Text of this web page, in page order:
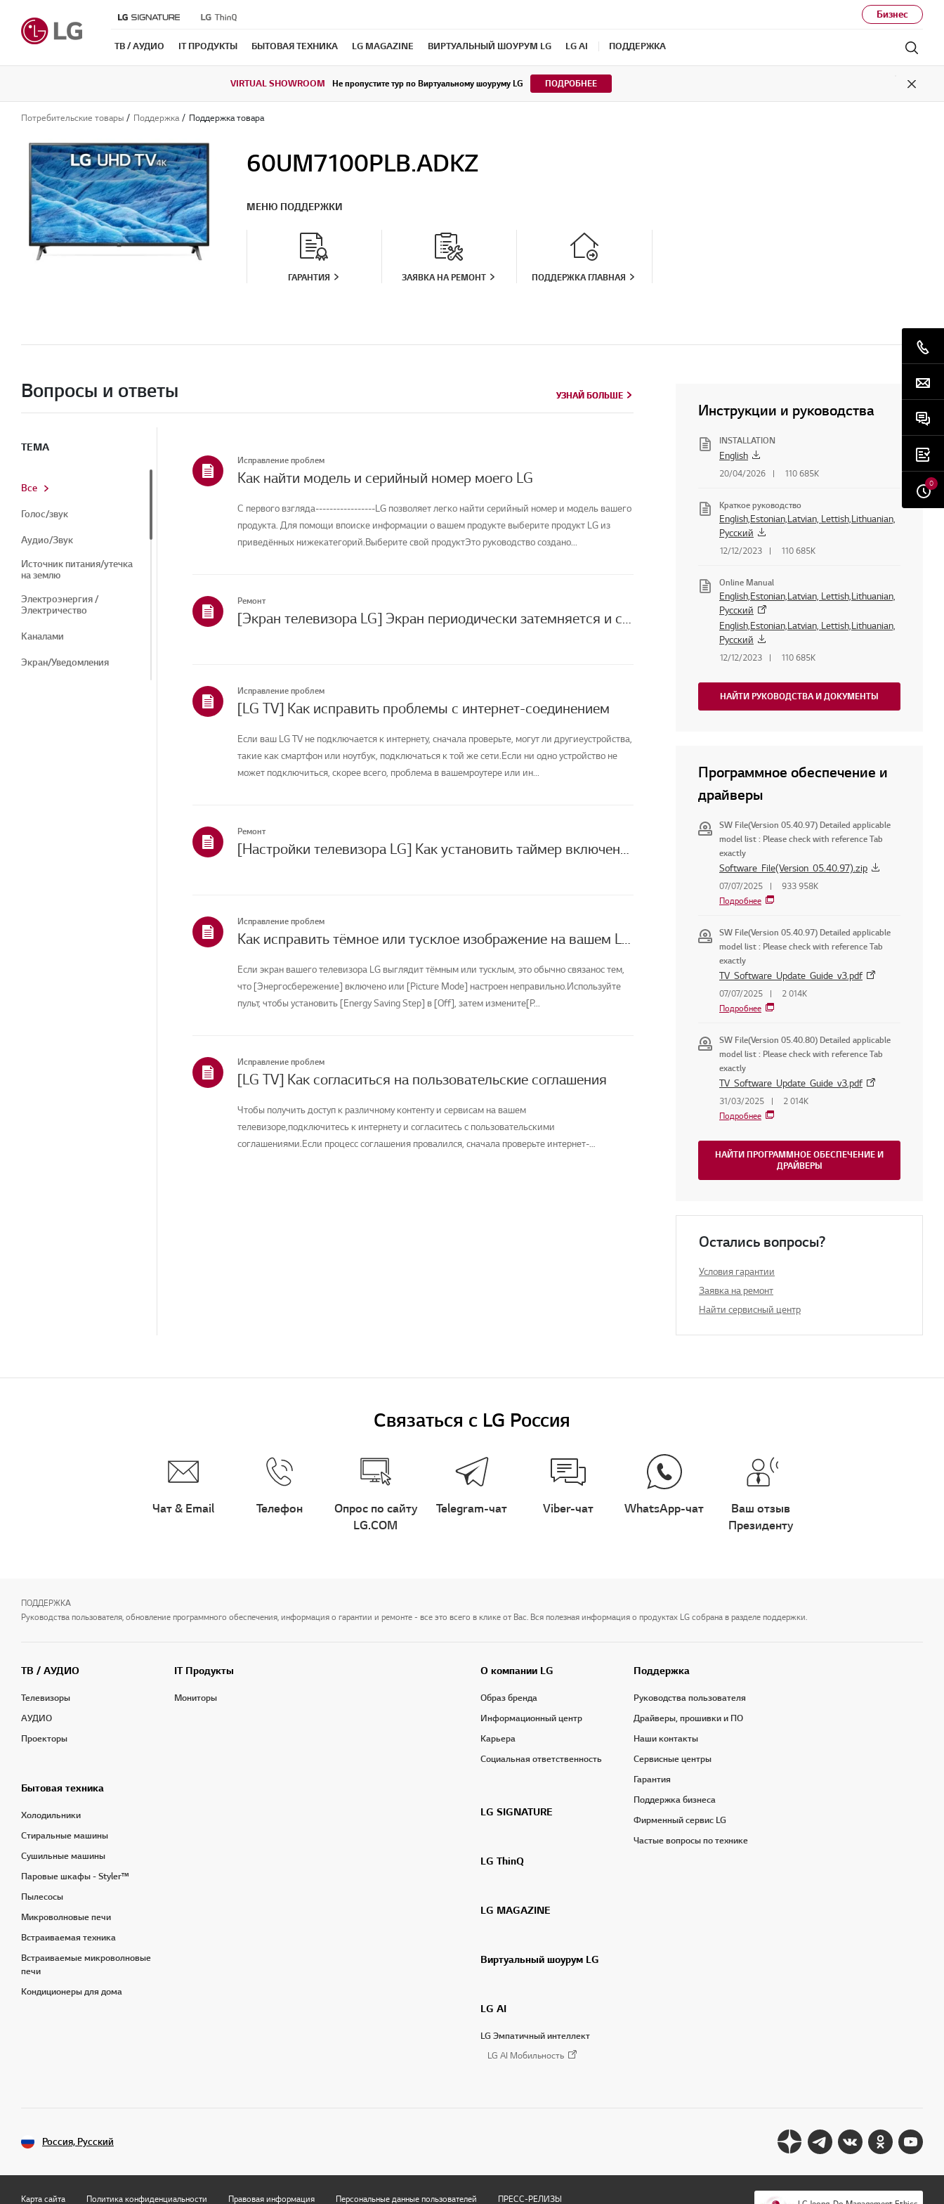
Бизнес
ТВ / АУДИО IT ПРОДУКТЫ БЫТОВАЯ ТЕХНИКА LG MAGAZINE ВИРТУАЛЬНЫЙ ШОУРУМ LG LG AI ПОДДЕРЖКА
VIRTUAL SHOWROOM Не пропустите тур по Виртуальному шоуруму LG ПОДРОБНЕЕ
Close
Потребительские товары Поддержка Поддержка товара
60UM7100PLB.ADKZ
МЕНЮ ПОДДЕРЖКИ
ГАРАНТИЯ ЗАЯВКА НА РЕМОНТ ПОДДЕРЖКА ГЛАВНАЯ
Вопросы и ответы УЗНАЙ БОЛЬШЕ
ТЕМА
Все
Голос/звук
Аудио/Звук
Источник питания/утечка
на землю
Электроэнергия /
Электричество
Каналами
Экран/Уведомления
Исправление проблем
Как найти модель и серийный номер моего LG
С первого взгляда-----------------LG позволяет легко найти серийный номер и модель вашего
продукта. Для помощи впоиске информации о вашем продукте выберите продукт LG из
приведённых нижекатегорий.Выберите свой продуктЭто руководство создано...
Ремонт
[Экран телевизора LG] Экран периодически затемняется и становится ярче
Исправление проблем
[LG TV] Как исправить проблемы с интернет-соединением
Если ваш LG TV не подключается к интернету, сначала проверьте, могут ли другиеустройства,
такие как смартфон или ноутбук, подключаться к той же сети.Если ни одно устройство не
может подключиться, скорее всего, проблема в вашемроутере или ин...
Ремонт
[Настройки телевизора LG] Как установить таймер включения/выключения?
Исправление проблем
Как исправить тёмное или тусклое изображение на вашем LG телевизоре
Если экран вашего телевизора LG выглядит тёмным или тусклым, это обычно связанос тем,
что [Энергосбережение] включено или [Picture Mode] настроен неправильно.Используйте
пульт, чтобы установить [Energy Saving Step] в [Off], затем измените[P...
Исправление проблем
[LG TV] Как согласиться на пользовательские соглашения
Чтобы получить доступ к различному контенту и сервисам на вашем
телевизоре,подключитесь к интернету и согласитесь с пользовательскими
соглашениями.Если процесс соглашения провалился, сначала проверьте интернет-
УЗНАЙ БОЛЬШЕ
Инструкции и руководства
INSTALLATION
English
20/04/2026 110 685K
Краткое руководство
English,Estonian,Latvian, Lettish,Lithuanian,
Русский
12/12/2023 110 685K
Online Manual
English,Estonian,Latvian, Lettish,Lithuanian,
Русский
English,Estonian,Latvian, Lettish,Lithuanian,
Русский
12/12/2023 110 685K
НАЙТИ РУКОВОДСТВА И ДОКУМЕНТЫ
Программное обеспечение и
драйверы
SW File(Version 05.40.97) Detailed applicable
model list : Please check with reference Tab
exactly
Software_File(Version_05.40.97).zip
07/07/2025
933 958K
Подробнее
SW File(Version 05.40.97) Detailed applicable
model list : Please check with reference Tab
exactly
TV_Software_Update_Guide_v3.pdf
07/07/2025
2 014K
Подробнее
SW File(Version 05.40.80) Detailed applicable
model list : Please check with reference Tab
exactly
TV_Software_Update_Guide_v3.pdf
31/03/2025
2 014K
Подробнее
НАЙТИ ПРОГРАММНОЕ ОБЕСПЕЧЕНИЕ И
ДРАЙВЕРЫ
Остались вопросы?
Условия гарантии
Заявка на ремонт
Найти сервисный центр
Связаться с LG Россия
Чат & Email Телефон
Опрос по сайту
LG.COM
Telegram-чат Viber-чат WhatsApp-чат
Ваш отзыв
Президенту
0
ПОДДЕРЖКА
Руководства пользователя, обновление программного обеспечения, информация о гарантии и ремонте - все это всего в клике от Вас. Вся полезная информация о продуктах LG собрана в разделе поддержки.
ТВ / АУДИО
Телевизоры
АУДИО
Проекторы
IT Продукты
Мониторы
Бытовая техника
Холодильники
Стиральные машины
Сушильные машины
Паровые шкафы - Styler™
Пылесосы
Микроволновые печи
Встраиваемая техника
Встраиваемые микроволновые
печи
Кондиционеры для дома
О компании LG
Образ бренда
Информационный центр
Карьера
Социальная ответственность
LG SIGNATURE
LG ThinQ
LG MAGAZINE
Виртуальный шоурум LG
LG AI
LG Эмпатичный интеллект
LG AI Мобильность
Поддержка
Руководства пользователя
Драйверы, прошивки и ПО
Наши контакты
Сервисные центры
Гарантия
Поддержка бизнеса
Фирменный сервис LG
Частые вопросы по технике
Россия, Русский
Карта сайта Политика конфиденциальности Правовая информация Персональные данные пользователей ПРЕСС-РЕЛИЗЫ